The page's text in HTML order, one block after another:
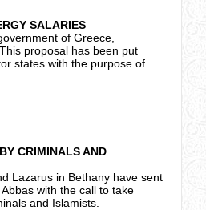
SALARIES
of Greece,
proposal has been put
states with the purpose of
CRIMINALS AND
Lazarus in Bethany have sent
with the call to take
and Islamists.